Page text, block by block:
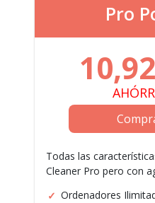
Pro
10,92
Todas las
Cleaner Pro pero con
Ordenadores